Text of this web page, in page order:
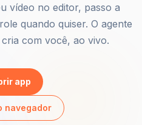
vídeo no editor, passo a
quando quiser. O agente
com você, ao vivo.
app
navegador